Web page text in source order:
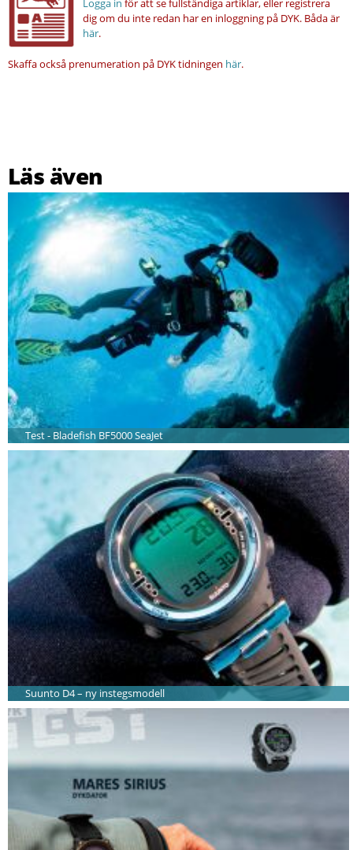
Logga in för att se fullständiga artiklar, eller registrera
dig om du inte redan har en inloggning på DYK. Båda är
här.
Skaffa också prenumeration på DYK tidningen här.
Läs även
Test - Bladefish BF5000 SeaJet
Suunto D4 – ny instegsmodell